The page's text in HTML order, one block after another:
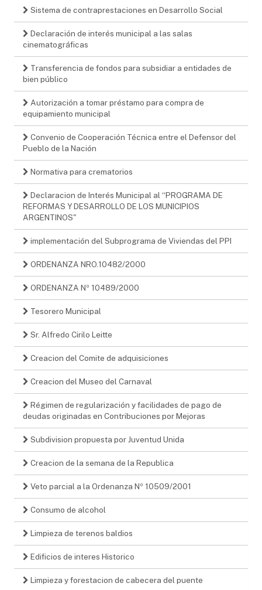
Sistema de contraprestaciones en Desarrollo Social
Declaración de interés municipal a las salas
cinematográficas
Transferencia de fondos para subsidiar a entidades de
bien público
Autorización a tomar préstamo para compra de
equipamiento municipal
Convenio de Cooperación Técnica entre el Defensor del
Pueblo de la Nación
Normativa para crematorios
Declaracion de Interés Municipal al “PROGRAMA DE
REFORMAS Y DESARROLLO DE LOS MUNICIPIOS
ARGENTINOS"
implementación del Subprograma de Viviendas del PPI
ORDENANZA NRO.10482/2000
ORDENANZA Nº 10489/2000
Tesorero Municipal
Sr. Alfredo Cirilo Leitte
Creacion del Comite de adquisiciones
Creacion del Museo del Carnaval
Régimen de regularización y facilidades de pago de
deudas originadas en Contribuciones por Mejoras
Subdivision propuesta por Juventud Unida
Creacion de la semana de la Republica
Veto parcial a la Ordenanza Nº 10509/2001
Consumo de alcohol
Limpieza de terenos baldios
Edificios de interes Historico
Limpieza y forestacion de cabecera del puente